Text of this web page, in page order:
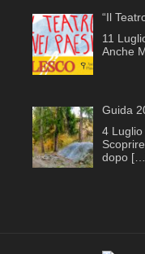
“Il
11
Anche
Guida
4 Luglio
dopo